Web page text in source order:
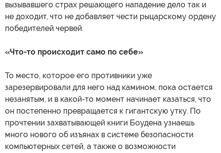
вызывавшего страх решающего нападение дело так и
не доходит, что не добавляет чести рыцарскому ордену
победителей червей.
«Что-то происходит само по себе»
То место, которое его противники уже
зарезервировали для него над камином, пока остается
незанятым, и в какой-то момент начинает казаться, что
он постепенно превращается к гигантскую утку. По
прочтении захватывающей книги Боудена узнаешь
много нового об изъянах в системе безопасности
компьютерных сетей, а также о возможности